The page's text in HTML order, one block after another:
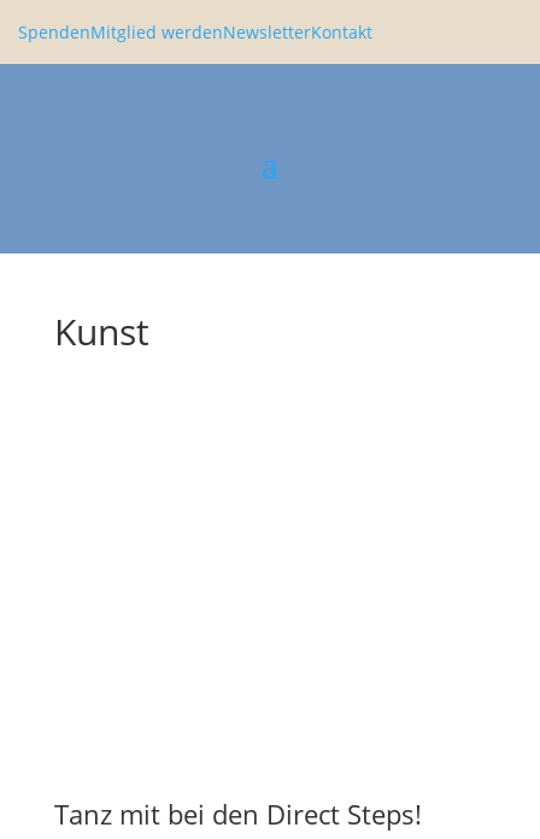
SpendenMitglied werdenNewsletterKontakt
Kunst
Tanz mit bei den Direct Steps!